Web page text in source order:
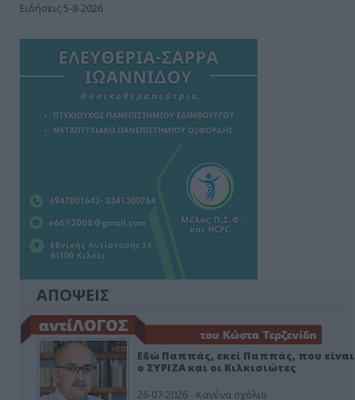
Ειδήσεις 5-8-2026
ΑΠΟΨΕΙΣ
Εδώ Παππάς, εκεί Παππάς, που είναι
ο ΣΥΡΙΖΑ και οι Κιλκισιώτες
26-07-2026 - Κανένα σχόλιο